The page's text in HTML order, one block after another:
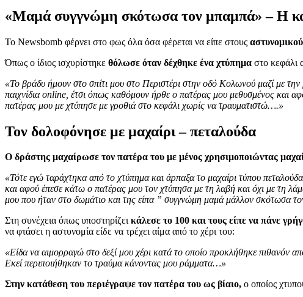
«Μαμά συγγνώμη σκότωσα τον μπαμπά» – Η
Το Newsbomb φέρνει στο φως όλα όσα φέρεται να είπε στους
Όπως ο ίδιος ισχυρίστηκε θόλωσε όταν δέχθηκε ένα χτύπημα στο κεφάλι
«Το βράδυ ήμουν στο σπίτι μου στο Περιστέρι στην οδό Κολωνού μαζί με
παιχνίδια online, έτσι όπως καθόμουν ήρθε ο πατέρας μου μεθυσμένος και
πατέρας μου με χτύπησε με γροθιά στο κεφάλι χωρίς να τραυματιστώ….»
Τον δολοφόνησε με μαχαίρι – πεταλούδα
Ο δράστης μαχαίρωσε τον πατέρα του με μένος χρησιμοποιώντας
«Τότε εγώ ταράχτηκα από το χτύπημα και άρπαξα το μαχαίρι τύπου
και αφού έπεσε κάτω ο πατέρας μου τον χτύπησα με τη λαβή και όχι με τη
μου που ήταν στο δωμάτιο και της είπα ” συγγνώμη μαμά μάλλον σκότωσα
Στη συνέχεια όπως υποστηρίζεικάλεσε το 100 και τους είπε να πάνε
να φτάσει η αστυνομία είδε να τρέχει αίμα από το χέρι του:
«Είδα να αιμορραγώ στο δεξί μου χέρι κατά το οποίο προκλήθηκε πιθανόν
Εκεί περιποιήθηκαν το τραύμα κάνοντας μου ράμματα…»
Στην κατάθεση του περιέγραψε τον πατέρα του ως βίαιο, ο οποίος